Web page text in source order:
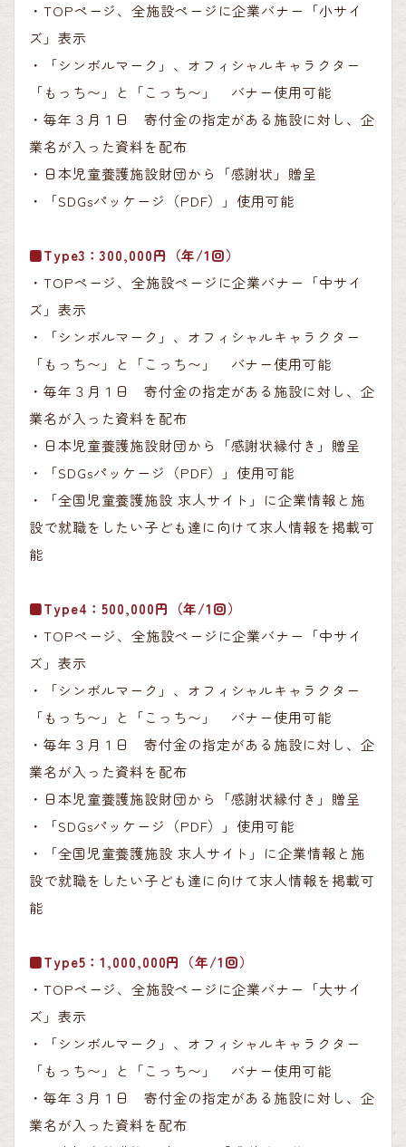
・TOPページ、全施設ページに企業バナー「小サイ
ズ」表示
・「シンボルマーク」、オフィシャルキャラクター
「もっち〜」と「こっち〜」 バナー使用可能
・毎年３月１日 寄付金の指定がある施設に対し、企
業名が入った資料を配布
・日本児童養護施設財団から「感謝状」贈呈
・「SDGsパッケージ（PDF）」使用可能
■Type3：300,000円（年/1回）
・TOPページ、全施設ページに企業バナー「中サイ
ズ」表示
・「シンボルマーク」、オフィシャルキャラクター
「もっち〜」と「こっち〜」 バナー使用可能
・毎年３月１日 寄付金の指定がある施設に対し、企
業名が入った資料を配布
・日本児童養護施設財団から「感謝状縁付き」贈呈
・「SDGsパッケージ（PDF）」使用可能
・「全国児童養護施設 求人サイト」に企業情報と施
設で就職をしたい子ども達に向けて求人情報を掲載可
能
■Type4：500,000円（年/1回）
・TOPページ、全施設ページに企業バナー「中サイ
ズ」表示
・「シンボルマーク」、オフィシャルキャラクター
「もっち〜」と「こっち〜」 バナー使用可能
・毎年３月１日 寄付金の指定がある施設に対し、企
業名が入った資料を配布
・日本児童養護施設財団から「感謝状縁付き」贈呈
・「SDGsパッケージ（PDF）」使用可能
・「全国児童養護施設 求人サイト」に企業情報と施
設で就職をしたい子ども達に向けて求人情報を掲載可
能
■Type5：1,000,000円（年/1回）
・TOPページ、全施設ページに企業バナー「大サイ
ズ」表示
・「シンボルマーク」、オフィシャルキャラクター
「もっち〜」と「こっち〜」 バナー使用可能
・毎年３月１日 寄付金の指定がある施設に対し、企
業名が入った資料を配布